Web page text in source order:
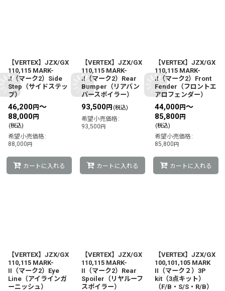
【VERTEX】JZX/GX
110,115 MARK-
II（マーク2）Side
Step（サイドステッ
プ）
46,200円～
88,000円
(税込)
希望小売価格 :
88,000円
カートに入れる
【VERTEX】JZX/GX
110,115 MARK-
II（マーク2）Rear
Bumper（リアバン
パースポイラー）
93,500円 (税込)
希望小売価格 :
93,500円
カートに入れる
【VERTEX】JZX/GX
110,115 MARK-
II（マーク2）Front
Fender（フロントエ
アロフェンダー）
44,000円～
85,800円
(税込)
希望小売価格 :
85,800円
カートに入れる
【VERTEX】JZX/GX
110,115 MARK-
II（マーク2）Eye
Line（アイラインガ
ーニッシュ）
【VERTEX】JZX/GX
110,115 MARK-
II（マーク2）Rear
Spoiler（リヤルーフ
スポイラー）
【VERTEX】JZX/GX
100,101,105 MARK
II（マーク２）3P
kit（3点キット）
（F/B・S/S・R/B）